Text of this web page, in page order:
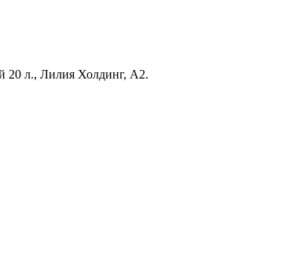
20 л., Лилия Холдинг, А2.